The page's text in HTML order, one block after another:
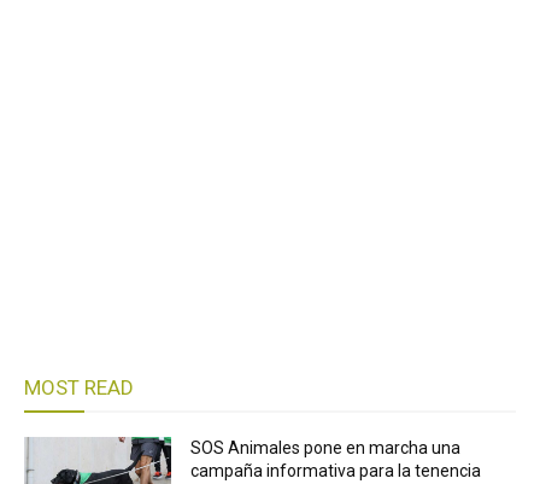
MOST READ
SOS Animales pone en marcha una
campaña informativa para la tenencia